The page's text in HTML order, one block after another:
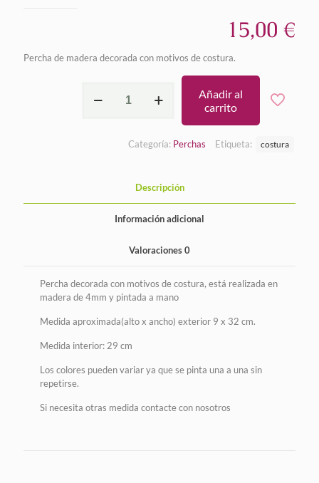
15,00 €
Percha de madera decorada con motivos de costura.
Añadir al
carrito
Categoría: Perchas Etiqueta: costura
Descripción
Información adicional
Valoraciones0
Percha decorada con motivos de costura, está realizada en
madera de 4mm y pintada a mano
Medida aproximada(alto x ancho) exterior 9 x 32 cm.
Medida interior: 29 cm
Los colores pueden variar ya que se pinta una a una sin
repetirse.
Si necesita otras medida contacte con nosotros